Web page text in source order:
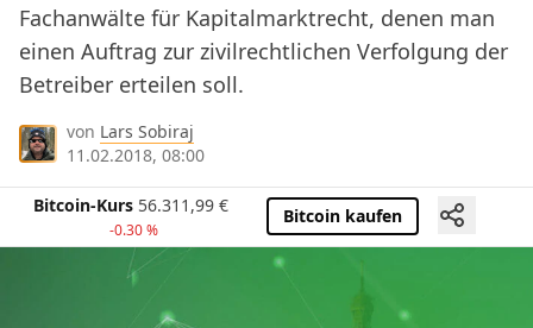
Fachanwälte für Kapitalmarktrecht, denen man
einen Auftrag zur zivilrechtlichen Verfolgung der
Betreiber erteilen soll.
von Lars Sobiraj
11.02.2018, 08:00
Bitcoin-Kurs 56.311,99 €
-0.30 %
Bitcoin kaufen